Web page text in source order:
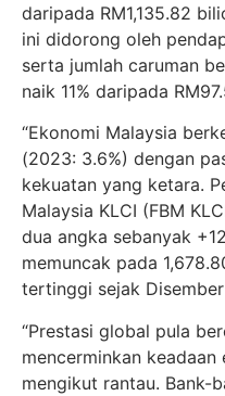
daripada RM1,135.82
ini didorong oleh
serta jumlah caruman
naik 11% daripada
“Ekonomi Malaysia
(2023: 3.6%) dengan
kekuatan yang ketara.
Malaysia KLCI (FBM
dua angka sebanyak
memuncak pada
tertinggi sejak
“Prestasi global pula
mencerminkan
mengikut rantau. Bank-